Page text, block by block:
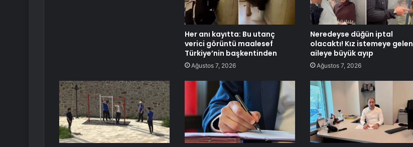
Her anı kayıtta: Bu utanç
verici görüntü maalesef
Türkiye’nin başkentinden
Ağustos 7, 2026
Neredeyse düğün iptal
olacaktı! Kız istemeye gelen
aileye büyük ayıp
Ağustos 7, 2026